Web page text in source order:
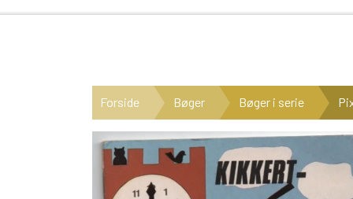
BØGER I SERIE
BØGER I ÅRSTAL
UDVALGTE FORFATTERE
BILLED- /
LUDO
SPILLEKORT
FIRKORT
Forside Bøger Bøger i serie